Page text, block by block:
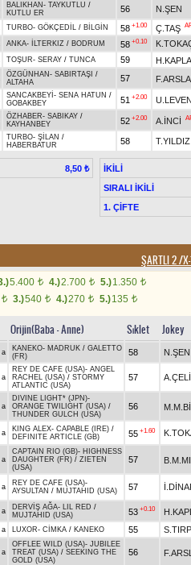
BALIKHAN - TAYKUTLU /
KUTLU ER
56
N.ŞEN
TURBO- GÖKÇEDİL / BİLGİN 58 +1.00 Ç.TAŞ
ANKA- İLTERKIZ / BODRUM 58 +0.10
TOŞUR- SERAY / TUNCA 59
ÖZGÜNHAN - SABIRTAŞI /
ALTAHA
57
SANCAKBEYİ - SENA HATUN /
GOBAKBEY
51 +2.00
ÖZHABER- SABIKAY /
KAYHANBEY
52 +2.00 A.İNCİ
TURBO- ŞİLAN /
HABERBATUR
58 T.YILDIZ
8,50 ₺
İKİLİ
SIRALI İKİLİ
1. ÇİFTE
ŞARTLI 2 /
5.400 t 4.)2.700 t 5.)1.350 t
t 3.)540 t 4.)270 t 5.)135 t
Orijin(Baba - Anne) Sıklet Jokey
a KANEKO- MADRUK / GALETTO
(FR)
58 N.ŞEN
a
REY DE CAFE (USA)- ANGEL
RACHEL (USA) / STORMY
ATLANTIC (USA)
57
a
DIVINE LIGHT* (JPN)-
ORANGE TWILIGHT (USA) /
THUNDER GULCH (USA)
56
a KING ALEX- CAPABLE (IRE) /
DEFINITE ARTICLE (GB)
55 +1.60
a
CAPTAIN RIO (GB)- HIGHNESS
DAUGHTER (FR) / ZIETEN
(USA)
57
a REY DE CAFE (USA)-
AYSULTAN / MUJTAHID (USA) 57
a DERVİŞ AĞA- LIL RED /
MUJTAHID (USA)
53 +0.10
a LUXOR- CİMKA / KANEKO 55
a
OFFLEE WILD (USA)- JUBILEE
TREAT (USA) / SEEKING THE
GOLD (USA)
56